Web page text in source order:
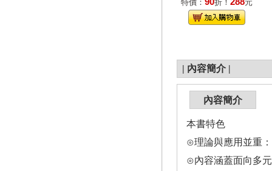
特價：
折！ 元
| 內容簡介 |
內容簡介
本書特色
⊙理論與應用並重
⊙內容涵蓋面向多